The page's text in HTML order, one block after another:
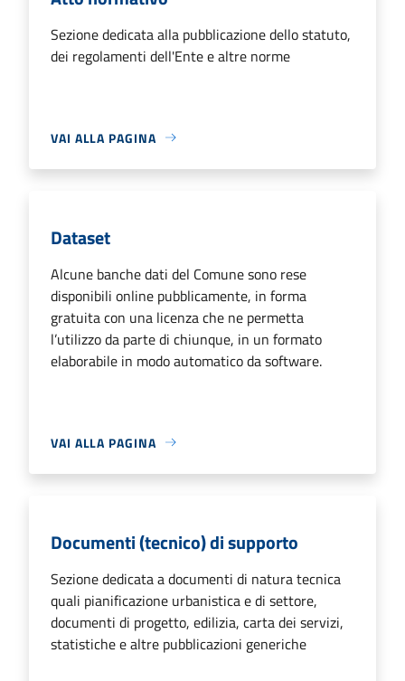
Sezione dedicata alla pubblicazione dello statuto,
dei regolamenti dell'Ente e altre norme
VAI ALLA PAGINA
Dataset
Alcune banche dati del Comune sono rese
disponibili online pubblicamente, in forma
gratuita con una licenza che ne permetta
l’utilizzo da parte di chiunque, in un formato
elaborabile in modo automatico da software.
VAI ALLA PAGINA
Documenti (tecnico) di supporto
Sezione dedicata a documenti di natura tecnica
quali pianificazione urbanistica e di settore,
documenti di progetto, edilizia, carta dei servizi,
statistiche e altre pubblicazioni generiche